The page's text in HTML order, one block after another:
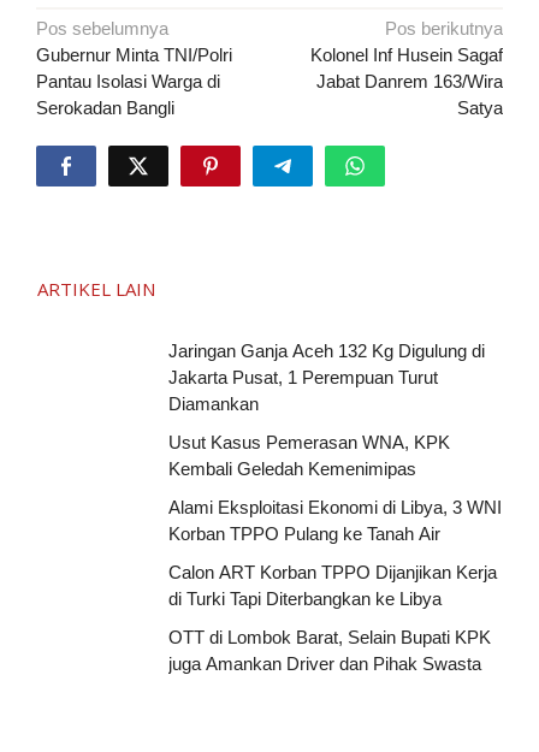
Navigasi
pos
Pos sebelumnya
Gubernur Minta TNI/Polri
Pantau Isolasi Warga di
Serokadan Bangli
Pos berikutnya
Kolonel Inf Husein Sagaf
Jabat Danrem 163/Wira
Satya
ARTIKEL LAIN
Jaringan Ganja Aceh 132 Kg Digulung di
Jakarta Pusat, 1 Perempuan Turut
Diamankan
Usut Kasus Pemerasan WNA, KPK
Kembali Geledah Kemenimipas
Alami Eksploitasi Ekonomi di Libya, 3 WNI
Korban TPPO Pulang ke Tanah Air
Calon ART Korban TPPO Dijanjikan Kerja
di Turki Tapi Diterbangkan ke Libya
OTT di Lombok Barat, Selain Bupati KPK
juga Amankan Driver dan Pihak Swasta